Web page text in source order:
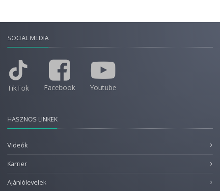
SOCIAL MEDIA
TikTok Facebook Youtube
HASZNOS LINKEK
Videók
Karrier
Ajánlólevelek